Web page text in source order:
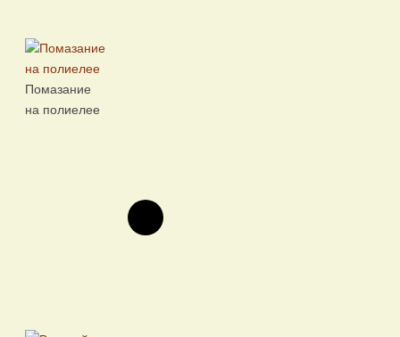
Помазание
на полиелее